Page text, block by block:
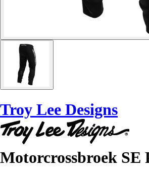
Troy Lee Designs
Motorcrossbroek SE